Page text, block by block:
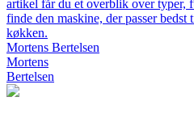
artikel får du et overblik over typer,
finde den maskine, der passer
køkken.
Mortens Bertelsen
Mortens
Bertelsen